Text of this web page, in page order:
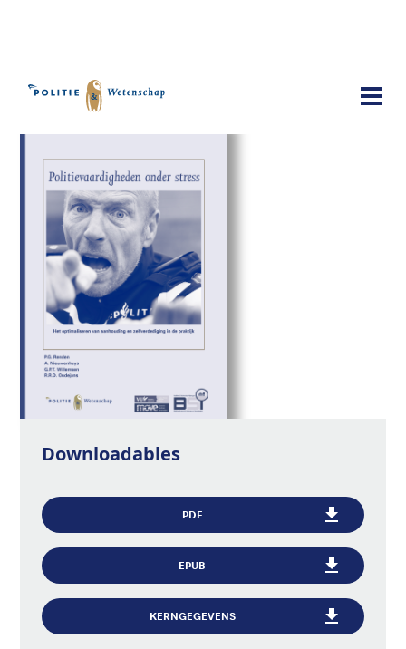
Publicaties Politievaardigheden onder stress
Downloadables
PDF
EPUB
KERNGEGEVENS